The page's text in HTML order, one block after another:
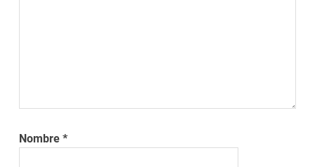
Nombre*